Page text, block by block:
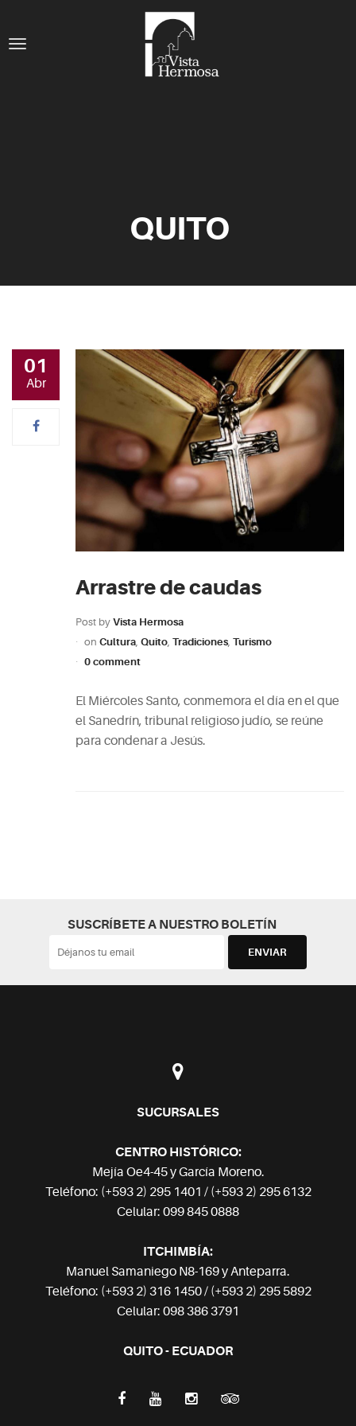
QUITO
01
Abr
Arrastre de caudas
Post by Vista Hermosa
on Cultura Quito Tradiciones Turismo
0 comment
El Miércoles Santo, conmemora el día en el que
el Sanedrín, tribunal religioso judío, se reúne
para condenar a Jesús.
SUSCRÍBETE A NUESTRO BOLETÍN
SUCURSALES
CENTRO HISTÓRICO:
Mejía Oe4-45 y García Moreno.
Teléfono: (+593 2) 295 1401 / (+593 2) 295 6132
Celular: 099 845 0888
ITCHIMBÍA:
Manuel Samaniego N8-169 y Anteparra.
Teléfono: (+593 2) 316 1450 / (+593 2) 295 5892
Celular: 098 386 3791
QUITO - ECUADOR